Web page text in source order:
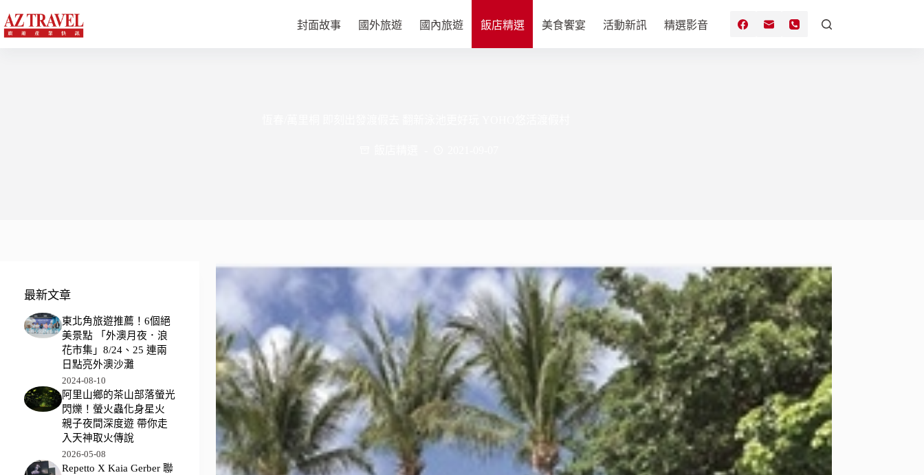
至
主
封面故事 國外旅遊 國內旅遊 飯店精選 美食饗宴 活動新訊 精選影音
最新文章
東北角旅遊推薦！6個絕
美景點 「外澳月夜．浪
花市集」8/24、25 連兩
日點亮外澳沙灘
2024-08-10
阿里山鄉的茶山部落螢光
閃爍！螢火蟲化身星火
親子夜間深度遊 帶你走
入天神取火傳說
2026-05-08
Repetto X Kaia Gerber 聯